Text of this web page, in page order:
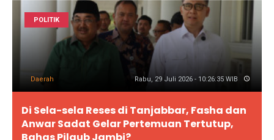
POLITIK
Daerah Rabu, 29 Juli 2026 - 10:26:35 WIB
Di Sela-sela Reses di Tanjabbar, Fasha dan
Anwar Sadat Gelar Pertemuan Tertutup,